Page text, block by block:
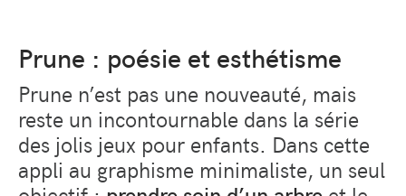
Prune : poésie et esthétisme
Prune n’est pas une nouveauté, mais
reste un incontournable dans la série
des jolis jeux pour enfants. Dans cette
appli au graphisme minimaliste, un seul